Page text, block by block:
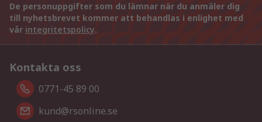
De personuppgifter som du lämnar när du anmäler dig
till nyhetsbrevet kommer att behandlas i enlighet med
vår integritetspolicy.
Kontakta oss
0771-45 89 00
kund@rsonline.se